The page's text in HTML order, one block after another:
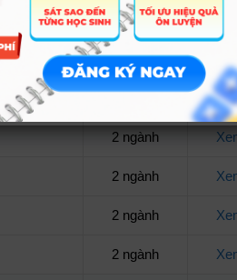
3 ngành
3 ngành
3 ngành
2 ngành
2 ngành
2 ngành
2 ngành